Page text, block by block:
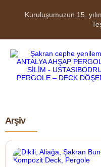
Kuruluşumuzun 15.
Arşiv